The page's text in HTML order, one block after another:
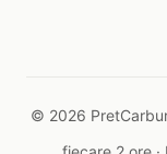
© 2026